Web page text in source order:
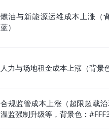
燃油与新能源运维成本上涨（
蓝）
人力与场地租金成本上涨（背景
合规监管成本上涨（超限超载
温监强制升级等，背景色：